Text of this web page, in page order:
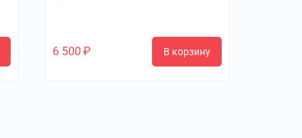
6 500 ₽ В корзину